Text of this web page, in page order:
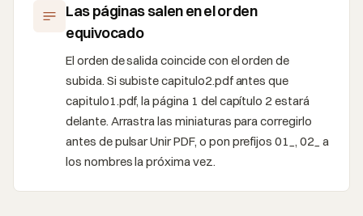
Las páginas salen en el orden
equivocado
El orden de salida coincide con el orden de
subida. Si subiste capitulo2.pdf antes que
capitulo1.pdf, la página 1 del capítulo 2 estará
delante. Arrastra las miniaturas para corregirlo
antes de pulsar Unir PDF, o pon prefijos 01_, 02_ a
los nombres la próxima vez.